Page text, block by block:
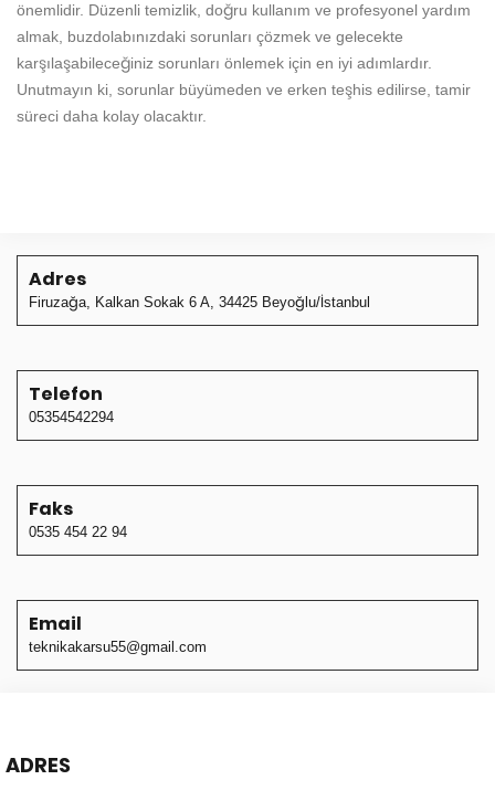
önemlidir. Düzenli temizlik, doğru kullanım ve profesyonel yardım
almak, buzdolabınızdaki sorunları çözmek ve gelecekte
karşılaşabileceğiniz sorunları önlemek için en iyi adımlardır.
Unutmayın ki, sorunlar büyümeden ve erken teşhis edilirse, tamir
süreci daha kolay olacaktır.
Adres
Firuzağa, Kalkan Sokak 6 A, 34425 Beyoğlu/İstanbul
Telefon
05354542294
Faks
0535 454 22 94
Email
teknikakarsu55@gmail.com
ADRES